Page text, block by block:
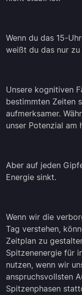
Wenn du das 15-
weißt du das nur zu
Unsere kognitiven
bestimmten Zeiten
aufmerksamer.
unser Potenzial am
Aber auf jeden
Energie sinkt.
Wenn wir die
Tag verstehen,
Zeitplan zu
Spitzenenergie für
nutzen, wenn wir
anspruchsvollsten
Spitzenphasen